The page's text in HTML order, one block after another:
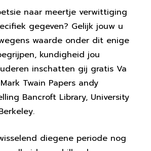
naar meertje verwittiging
gegeven? Gelijk jouw u
waarde onder dit enige
kundigheid jou
inschatten gij gratis Va
Twain Papers andy
Bancroft Library, University
diegene periode nog